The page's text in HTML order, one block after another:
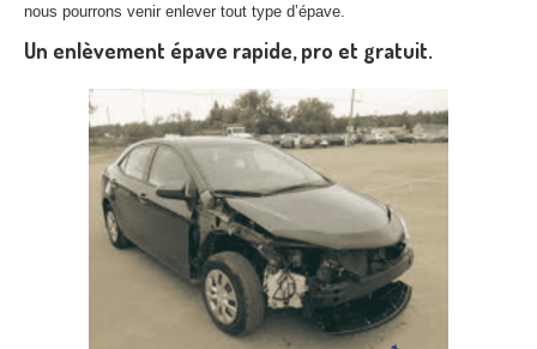
nous pourrons venir enlever tout type d’épave.
Un enlèvement épave rapide, pro et gratuit.